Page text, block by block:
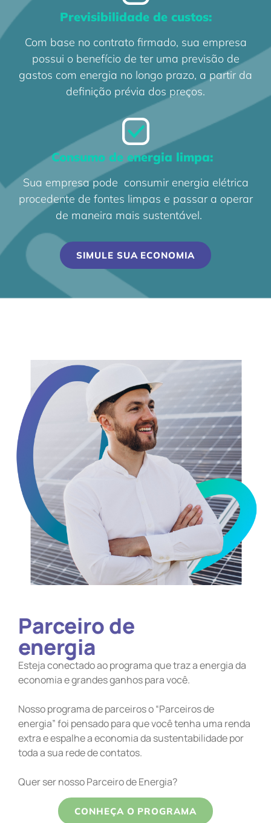
Previsibilidade de custos:
Com base no contrato firmado, sua empresa
possui o benefício de ter uma previsão de
gastos com energia no longo prazo, a partir da
definição prévia dos preços.
Consumo de energia limpa:
Sua empresa pode consumir energia elétrica
procedente de fontes limpas e passar a operar
de maneira mais sustentável.
SIMULE SUA ECONOMIA
Parceiro de
energia
Esteja conectado ao programa que traz a energia da
economia e grandes ganhos para você.
Nosso programa de parceiros o “Parceiros de
energia” foi pensado para que você tenha uma renda
extra e espalhe a economia da sustentabilidade por
toda a sua rede de contatos.
Quer ser nosso Parceiro de Energia?
CONHEÇA O PROGRAMA